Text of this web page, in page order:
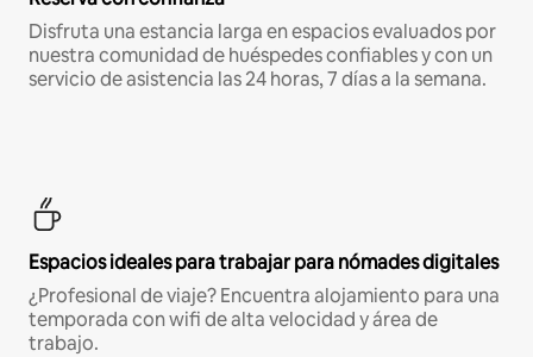
Disfruta una estancia larga en espacios evaluados por
nuestra comunidad de huéspedes confiables y con un
servicio de asistencia las 24 horas, 7 días a la semana.
Espacios ideales para trabajar para nómades digitales
¿Profesional de viaje? Encuentra alojamiento para una
temporada con wifi de alta velocidad y área de
trabajo.